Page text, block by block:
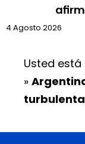
4 Agosto 2026
Usted está
»